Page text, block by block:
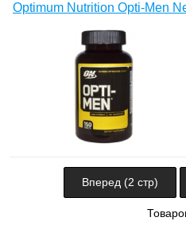
Optimum Nutrition Opti-Men
Вперед (2 стр)